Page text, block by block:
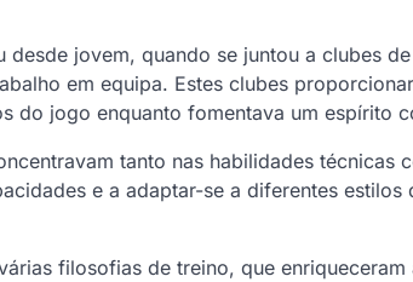
jovem, quando se juntou a clubes
em equipa. Estes clubes
do jogo enquanto fomentava um espírito
tanto nas habilidades técnicas
e a adaptar-se a diferentes
filosofias de treino, que enriqueceram